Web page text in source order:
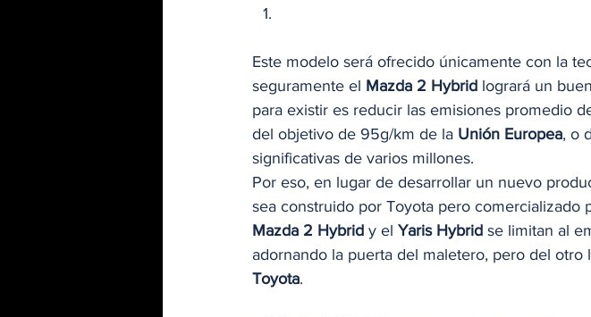
Este modelo será ofrecido únicamente con la
seguramente el Mazda 2 Hybrid logrará un
para existir es reducir las emisiones promedio
del objetivo de 95g/km de la Unión Europea, o
significativas de varios millones.
Por eso, en lugar de desarrollar un nuevo
sea construido por Toyota pero comercializado
Mazda 2 Hybrid y el Yaris Hybrid se limitan al
adornando la puerta del maletero, pero del otro
Toyota.